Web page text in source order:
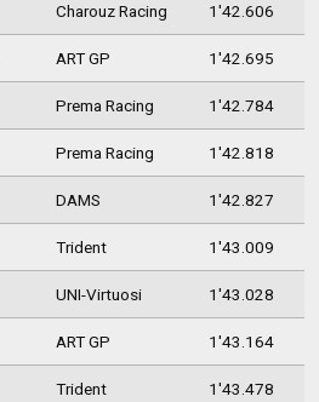
Charouz Racing 1'42.606
ART GP 1'42.695
Prema Racing 1'42.784
Prema Racing 1'42.818
DAMS 1'42.827
Trident 1'43.009
UNI-Virtuosi 1'43.028
ART GP 1'43.164
Trident 1'43.478